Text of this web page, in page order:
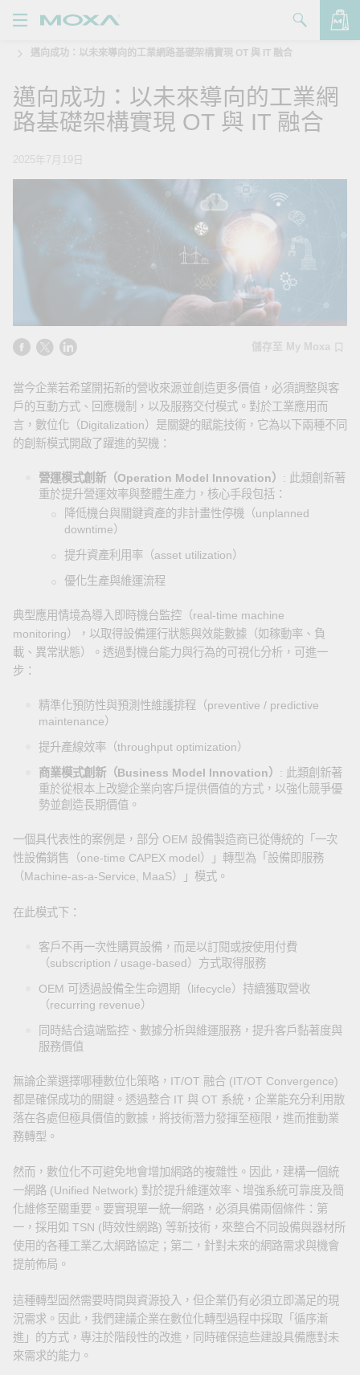
品
決方案
援
Moxa
邁向成功：以未來導向的工業網路基礎架構實現 OT 與 IT 融合
邁向成功：以未來導向的工業網
路基礎架構實現 OT 與 IT 融合
2025年7月19日
儲存至 My Moxa
當今企業若希望開拓新的營收來源並創造更多價值，必須調整與客
戶的互動方式、回應機制，以及服務交付模式。對於工業應用而
言，數位化（Digitalization）是關鍵的賦能技術，它為以下兩種不同
的創新模式開啟了躍進的契機：
營運模式創新（Operation Model Innovation） : 此類創新著
重於提升營運效率與整體生產力，核心手段包括：
降低機台與關鍵資產的非計畫性停機（unplanned
downtime）
提升資產利用率（asset utilization）
優化生產與維運流程
典型應用情境為導入即時機台監控（real-time machine
monitoring），以取得設備運行狀態與效能數據（如稼動率、負
載、異常狀態）。透過對機台能力與行為的可視化分析，可進一
步：
精準化預防性與預測性維護排程（preventive / predictive
maintenance）
提升產線效率（throughput optimization）
商業模式創新（Business Model Innovation） : 此類創新著
重於從根本上改變企業向客戶提供價值的方式，以強化競爭優
勢並創造長期價值。
一個具代表性的案例是，部分 OEM 設備製造商已從傳統的「一次
性設備銷售（one-time CAPEX model）」轉型為「設備即服務
（Machine-as-a-Service, MaaS）」模式。
在此模式下：
客戶不再一次性購買設備，而是以訂閱或按使用付費
（subscription / usage-based）方式取得服務
OEM 可透過設備全生命週期（lifecycle）持續獲取營收
（recurring revenue）
同時結合遠端監控、數據分析與維運服務，提升客戶黏著度與
服務價值
無論企業選擇哪種數位化策略，IT/OT 融合 (IT/OT Convergence)
都是確保成功的關鍵。透過整合 IT 與 OT 系統，企業能充分利用散
落在各處但極具價值的數據，將技術潛力發揮至極限，進而推動業
務轉型。
然而，數位化不可避免地會增加網路的複雜性。因此，建構一個統
一網路 (Unified Network) 對於提升維運效率、增強系統可靠度及簡
化維修至關重要。要實現單一統一網路，必須具備兩個條件：第
一，採用如 TSN (時效性網路) 等新技術，來整合不同設備與器材所
使用的各種工業乙太網路協定；第二，針對未來的網路需求與機會
提前佈局。
這種轉型固然需要時間與資源投入，但企業仍有必須立即滿足的現
況需求。因此，我們建議企業在數位化轉型過程中採取「循序漸
進」的方式，專注於階段性的改進，同時確保這些建設具備應對未
來需求的能力。
查看詢價明細